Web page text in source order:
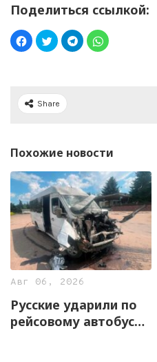
Поделиться ссылкой:
Share
Похожие новости
Авг 06, 2026
Русские ударили по
рейсовому автобусу